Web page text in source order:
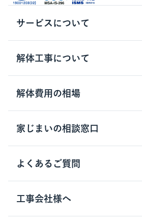
サービスについて
サービスの流れ
サービスのメリット
クラッソーネの自治体連携
お客さまの声
空き家の処分を検討のお客様へ
解体工事について
解体工事の基礎知識
解体工事に関わる法律
用語集
解体費用の相場
木造住宅の相場
鉄骨造住宅の相場
RC造住宅の相場
家じまいの相談窓口
家じまいの相談窓口
よくあるご質問
クラッソーネの利用方法
工事の進め方
工事会社様へ